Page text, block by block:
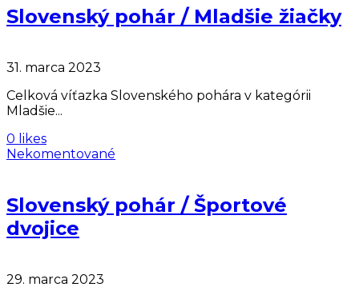
Slovenský pohár / Mladšie žiačky
31. marca 2023
Celková víťazka Slovenského pohára v kategórii
Mladšie...
0 likes
Nekomentované
Slovenský pohár / Športové
dvojice
29. marca 2023